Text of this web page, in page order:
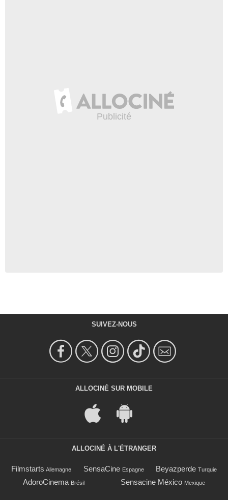
SUIVEZ-NOUS
ALLOCINÉ SUR MOBILE
ALLOCINÉ À L'ÉTRANGER
Filmstarts Allemagne SensaCine Espagne Beyazperde Turquie
AdoroCinema Brésil Sensacine México Mexique